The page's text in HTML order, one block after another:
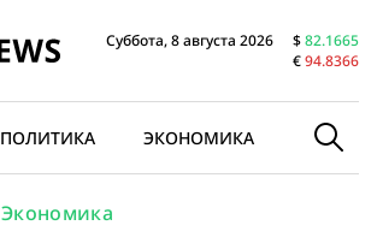
Суббота, 8 августа 2026 $82.1665
€94.8366
ПОЛИТИКА ЭКОНОМИКА В МИРЕ
Экономика